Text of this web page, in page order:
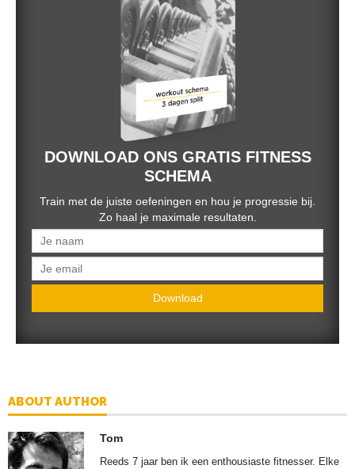
DOWNLOAD ONS GRATIS FITNESS
SCHEMA
Train met de juiste oefeningen en hou je progressie bij.
Zo haal je maximale resultaten.
Download
ABOUT AUTHOR
Tom
Reeds 7 jaar ben ik een enthousiaste fitnesser. Elke